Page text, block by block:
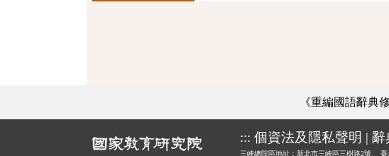
《重編國語辭典
::: 個資法及隱私聲明 | 辭
三峽總院區地址：新北市三峽區三樹路2號、 臺